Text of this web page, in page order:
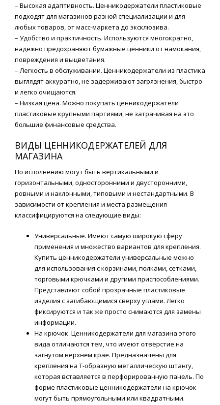
– Высокая адаптивность. Ценникодержатели пластиковые
подходят для магазинов разной специализации и для
любых товаров, от масс-маркета до эксклюзива.
– Удобство и практичность. Используются многократно,
надежно предохраняют бумажные ценники от намокания,
повреждения и выцветания.
– Легкость в обслуживании. Ценникодержатели из пластика
выглядят аккуратно, не задерживают загрязнения, быстро
и легко очищаются.
– Низкая цена. Можно покупать ценникодержатели
пластиковые крупными партиями, не затрачивая на это
большие финансовые средства.
ВИДЫ ЦЕННИКОДЕРЖАТЕЛЕЙ ДЛЯ
МАГАЗИНА
По исполнению могут быть вертикальными и
горизонтальными, односторонними и двусторонними,
ровными и наклонными, типовыми и нестандартными. В
зависимости от крепления и места размещения
классифицируются на следующие виды:
Универсальные. Имеют самую широкую сферу
применения и множество вариантов для крепления.
Купить ценникодержатели универсальные можно
для использования с корзинами, полками, сетками,
торговыми крючками и другими приспособлениями.
Представляют собой прозрачные пластиковые
изделия с загибающимися сверху углами. Легко
фиксируются и так же просто снимаются для замены
информации.
На крючок. Ценникодержатели для магазина этого
вида отличаются тем, что имеют отверстие на
загнутом верхнем крае. Предназначены для
крепления на Т-образную металлическую штангу,
которая вставляется в перфорированную панель. По
форме пластиковые ценникодержатели на крючок
могут быть прямоугольными или квадратными.